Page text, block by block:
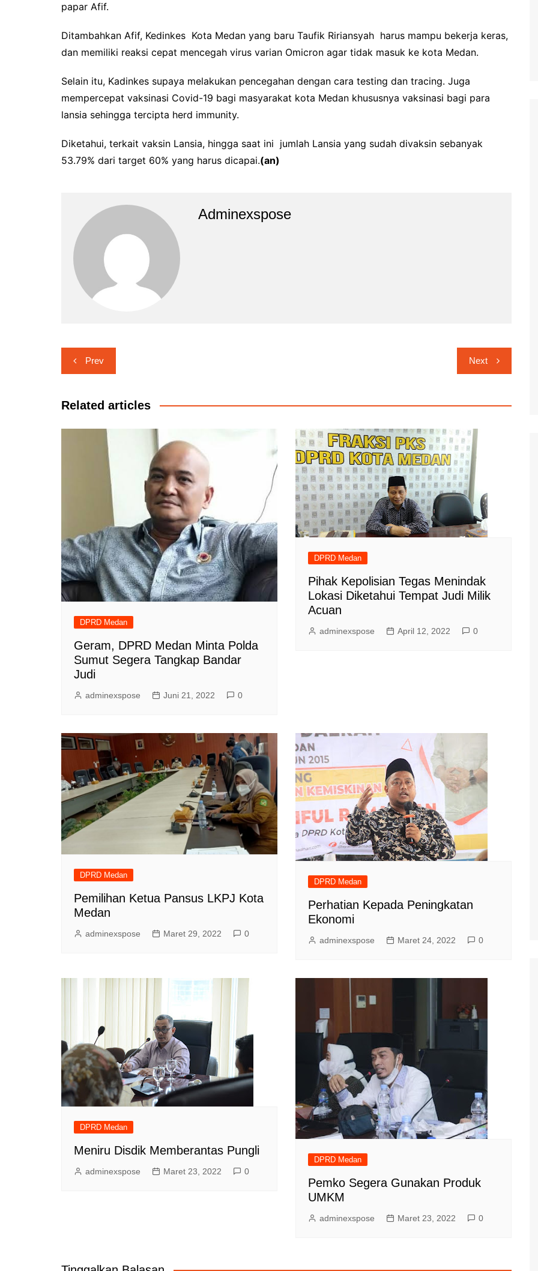
papar Afif.
Ditambahkan Afif, Kedinkes Kota Medan yang baru Taufik Ririansyah harus mampu bekerja keras,
dan memiliki reaksi cepat mencegah virus varian Omicron agar tidak masuk ke kota Medan.
Selain itu, Kadinkes supaya melakukan pencegahan dengan cara testing dan tracing. Juga
mempercepat vaksinasi Covid-19 bagi masyarakat kota Medan khususnya vaksinasi bagi para
lansia sehingga tercipta herd immunity.
Diketahui, terkait vaksin Lansia, hingga saat ini jumlah Lansia yang sudah divaksin sebanyak
53.79% dari target 60% yang harus dicapai.(an)
Adminexspose
Navigasi
pos
Prev Next
Related articles
DPRD Medan
Geram, DPRD Medan Minta Polda
Sumut Segera Tangkap Bandar
Judi
adminexspose Juni 21, 2022 0
DPRD Medan
Pihak Kepolisian Tegas Menindak
Lokasi Diketahui Tempat Judi Milik
Acuan
adminexspose April 12, 2022 0
DPRD Medan
Pemilihan Ketua Pansus LKPJ Kota
Medan
adminexspose Maret 29, 2022 0
DPRD Medan
Perhatian Kepada Peningkatan
Ekonomi
adminexspose Maret 24, 2022 0
DPRD Medan
Meniru Disdik Memberantas Pungli
adminexspose Maret 23, 2022 0
DPRD Medan
Pemko Segera Gunakan Produk
UMKM
adminexspose Maret 23, 2022 0